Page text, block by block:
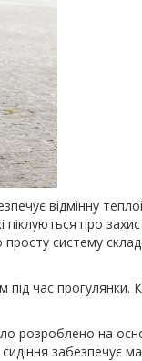
відмінну
про
систему
під час прогулянки.
розроблено на
забезпечує